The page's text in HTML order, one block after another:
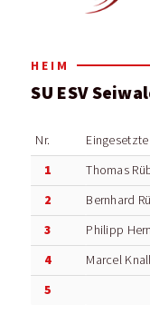
HEIM
SU ESV
Nr.
1 Thomas
2 Bernhard
3 Philipp
4 Marcel
5